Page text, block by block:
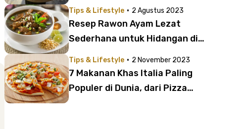
Tips & Lifestyle · 2 Agustus 2023
Resep Rawon Ayam Lezat
Sederhana untuk Hidangan di
dengan Tepat!
Tips & Lifestyle · 2 November 2023
7 Makanan Khas Italia Paling
Populer di Dunia, dari Pizza